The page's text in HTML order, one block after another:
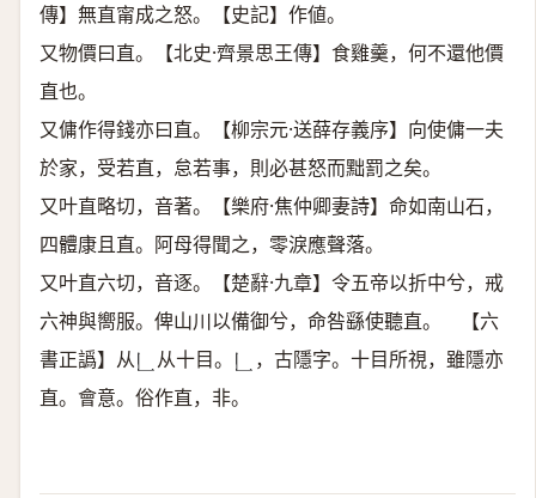
傳】無直甯成之怒。【史記】作値。
又物價曰直。【北史·齊景思王傳】食雞羹，何不還他價
直也。
又傭作得錢亦曰直。【柳宗元·送薛存義序】向使傭一夫
於家，受若直，怠若事，則必甚怒而黜罰之矣。
又叶直略切，音著。【樂府·焦仲卿妻詩】命如南山石，
四體康且直。阿母得聞之，零淚應聲落。
又叶直六切，音逐。【楚辭·九章】令五帝以折中兮，戒
六神與嚮服。俾山川以備御兮，命咎繇使聽直。 【六
書正譌】从𠃊从十目。 𠃊，古隱字。十目所視，雖隱亦
直。會意。俗作直，非。